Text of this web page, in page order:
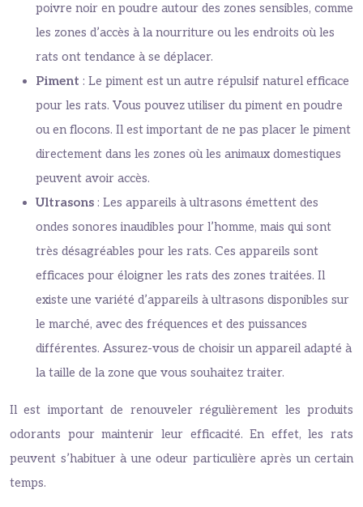
poivre noir en poudre autour des zones sensibles, comme
les zones d’accès à la nourriture ou les endroits où les
rats ont tendance à se déplacer.
Piment : Le piment est un autre répulsif naturel efficace
pour les rats. Vous pouvez utiliser du piment en poudre
ou en flocons. Il est important de ne pas placer le piment
directement dans les zones où les animaux domestiques
peuvent avoir accès.
Ultrasons : Les appareils à ultrasons émettent des
ondes sonores inaudibles pour l’homme, mais qui sont
très désagréables pour les rats. Ces appareils sont
efficaces pour éloigner les rats des zones traitées. Il
existe une variété d’appareils à ultrasons disponibles sur
le marché, avec des fréquences et des puissances
différentes. Assurez-vous de choisir un appareil adapté à
la taille de la zone que vous souhaitez traiter.
Il est important de renouveler régulièrement les produits
odorants pour maintenir leur efficacité. En effet, les rats
peuvent s’habituer à une odeur particulière après un certain
temps.